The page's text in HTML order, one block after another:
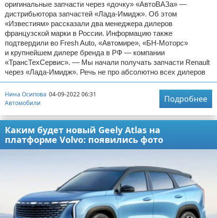
оригинальные запчасти через «дочку» «АвтоВАЗа» —
дистрибьютора запчастей «Лада-Имидж». Об этом
«Известиям» рассказали два менеджера дилеров
французской марки в России. Информацию также
подтвердили во Fresh Auto, «Автомире», «БН-Моторс»
и крупнейшем дилере бренда в РФ — компании
«ТрансТехСервис». — Мы начали получать запчасти Renault
через «Лада-Имидж». Речь не про абсолютно всех дилеров
Нина Осипова 04-09-2022 06:31
Автомобили
Подробнее
Каким будет новый Geely Atlas на
платформе Volvo: появились фото